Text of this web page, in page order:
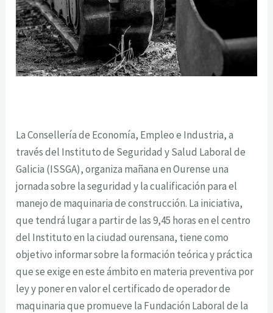
La Consellería de Economía, Empleo e Industria, a
través del Instituto de Seguridad y Salud Laboral de
Galicia (ISSGA), organiza mañana en Ourense una
jornada sobre la seguridad y la cualificación para el
manejo de maquinaria de construcción. La iniciativa,
que tendrá lugar a partir de las 9,45 horas en el centro
del Instituto en la ciudad ourensana, tiene como
objetivo informar sobre la formación teórica y práctica
que se exige en este ámbito en materia preventiva por
ley y poner en valor el certificado de operador de
maquinaria que promueve la Fundación Laboral de la